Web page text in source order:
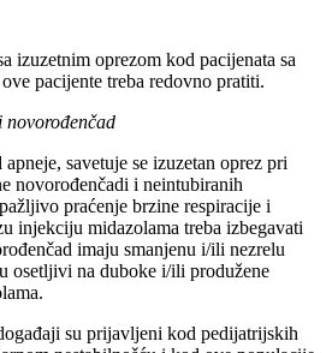
izuzetnim oprezom kod pacijenata sa
pacijente treba redovno pratiti.
novorođenčad
savetuje se izuzetan oprez pri
novorođenčadi i neintubiranih
praćenje brzine respiracije i
injekciju midazolama treba izbegavati
imaju smanjenu i/ili nezrelu
osetljivi na duboke i/ili produžene
su prijavljeni kod pedijatrijskih